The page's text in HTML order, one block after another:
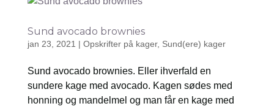
Sund avocado brownies
jan 23, 2021 | Opskrifter på kager, Sund(ere) kager
Sund avocado brownies. Eller ihverfald en
sundere kage med avocado. Kagen sødes med
honning og mandelmel og man får en kage med